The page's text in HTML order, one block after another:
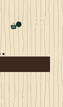
garanties pour la
23 août